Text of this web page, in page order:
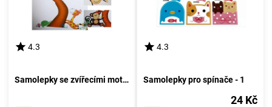
4.3
Samolepky se zvířecími motivy pro výzdobu stěn
4.3
Samolepky pro spínače - 1
24 Kč